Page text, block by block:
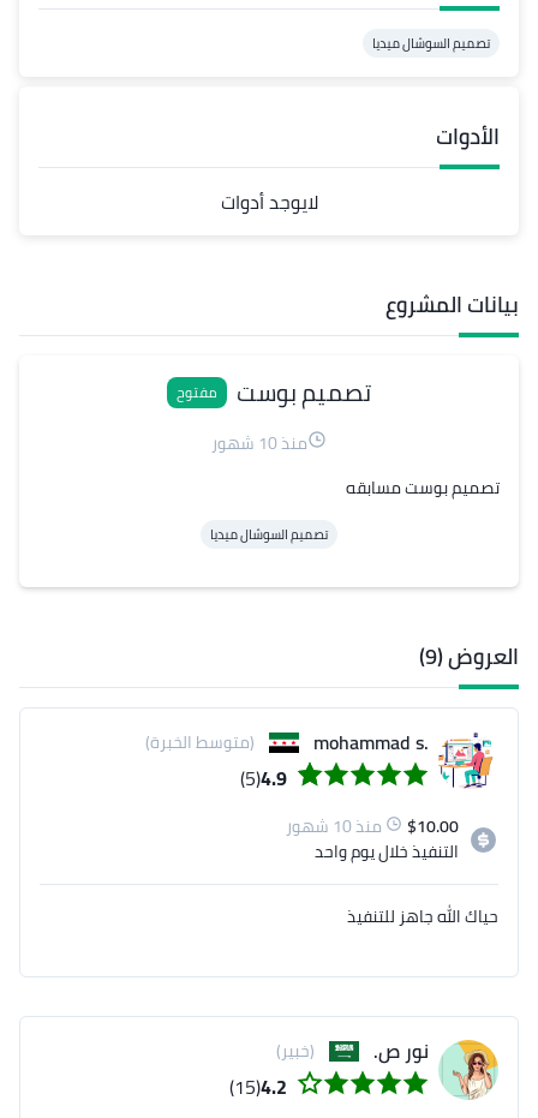
تصميم السوشال ميديا
الأدوات
لايوجد أدوات
بيانات المشروع
تصميم بوست مفتوح
منذ 10 شهور
تصميم بوست مسابقه
تصميم السوشال ميديا
العروض (9)
.mohammad s (متوسط الخبرة)
4.9
(5)
$10.00
منذ 10 شهور
التنفيذخلال يوم واحد
حياك الله جاهز للتنفيذ
نور ص. (خبير)
4.2
(15)